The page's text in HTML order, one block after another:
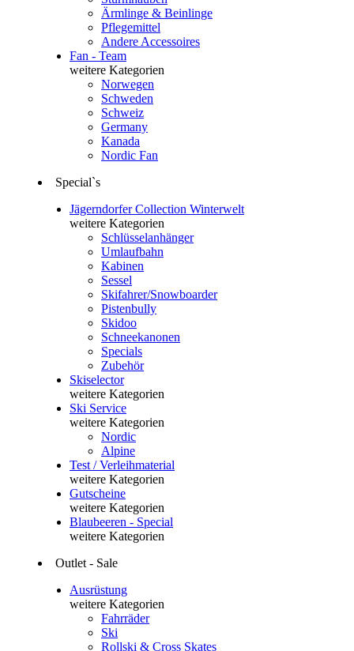
Ärmlinge & Beinlinge
Pflegemittel
Andere Accessoires
Fan - Team
weitere Kategorien
Norwegen
Schweden
Schweiz
Germany
Kanada
Nordic Fan
Special`s
Jägerndorfer Collection Winterwelt
weitere Kategorien
Schlüsselanhänger
Umlaufbahn
Kabinen
Sessel
Skifahrer/Snowboarder
Pistenbully
Skidoo
Schneekanonen
Specials
Zubehör
Skiselector
weitere Kategorien
Ski Service
weitere Kategorien
Nordic
Alpine
Test / Verleihmaterial
weitere Kategorien
Gutscheine
weitere Kategorien
Blaubeeren - Special
weitere Kategorien
Outlet - Sale
Ausrüstung
weitere Kategorien
Fahrräder
Ski
Rollski & Cross Skates